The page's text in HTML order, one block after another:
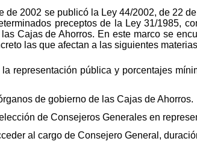
de 2002 se publicó la Ley 44/2002, de 22
preceptos de la Ley 31/1985,
Cajas de Ahorros. En este marco se
las que afectan a las siguientes
representación pública y porcentajes
de gobierno de las Cajas de Ahorros.
de Consejeros Generales en
al cargo de Consejero General,